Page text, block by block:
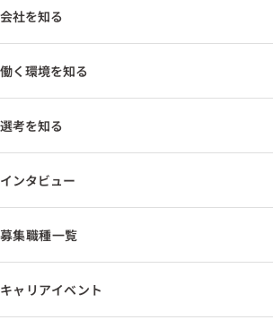
会社を知る
働く環境を知る
選考を知る
インタビュー
募集職種一覧
キャリアイベント